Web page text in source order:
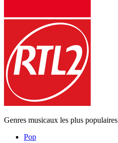
Genres musicaux les plus populaires
Pop